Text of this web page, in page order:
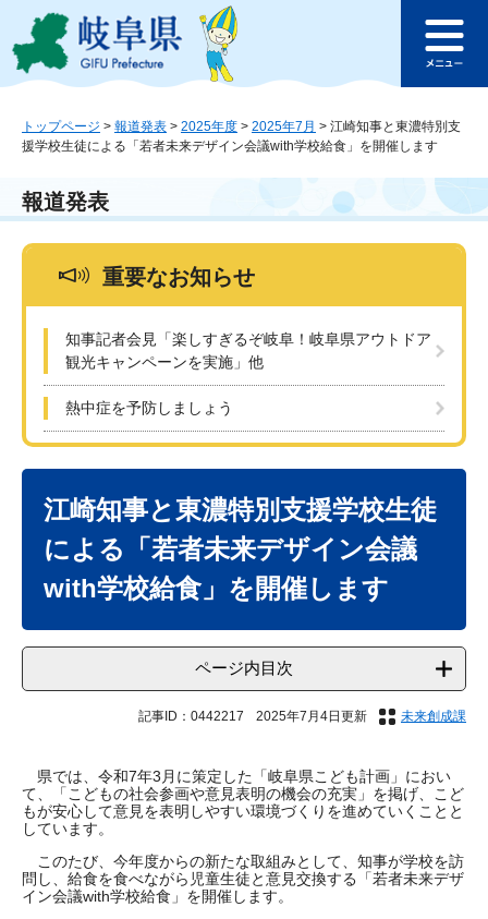
ジ
ュ
本
このページの本文へ
ュ
トップページ > 報道発表 > 2025年度 > 2025年7月 > 江崎知事と東濃特別支
援学校生徒による「若者未来デザイン会議with学校給食」を開催します
報道発表
重要なお知らせ
知事記者会見「楽しすぎるぞ岐阜！岐阜県アウトドア
観光キャンペーンを実施」他
熱中症を予防しましょう
江崎知事と東濃特別支援学校生徒
による「若者未来デザイン会議
with学校給食」を開催します
ページ内目次
記事ID：0442217 2025年7月4日更新 未来創成課
県では、令和7年3月に策定した「岐阜県こども計画」におい
て、「こどもの社会参画や意見表明の機会の充実」を掲げ、こど
もが安心して意見を表明しやすい環境づくりを進めていくことと
しています。
このたび、今年度からの新たな取組みとして、知事が学校を訪
問し、給食を食べながら児童生徒と意見交換する「若者未来デザ
イン会議with学校給食」を開催します。